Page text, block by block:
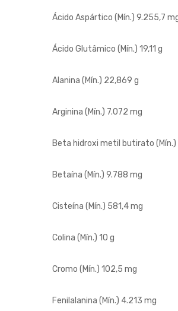
Ácido Aspártico (Mín.) 9.255,7
Ácido Glutâmico (Mín.) 19,11 g
Alanina (Mín.) 22,869 g
Arginina (Mín.) 7.072 mg
Beta hidroxi metil butirato (Mín.)
Betaína (Mín.) 9.788 mg
Cisteína (Mín.) 581,4 mg
Colina (Mín.) 10 g
Cromo (Mín.) 102,5 mg
Fenilalanina (Mín.) 4.213 mg